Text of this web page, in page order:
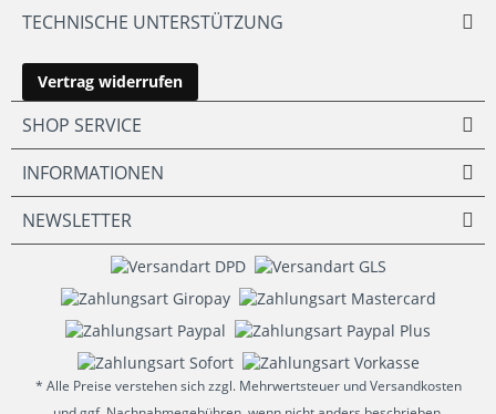
TECHNISCHE UNTERSTÜTZUNG
Vertrag widerrufen
SHOP SERVICE
INFORMATIONEN
NEWSLETTER
* Alle Preise verstehen sich zzgl. Mehrwertsteuer und Versandkosten